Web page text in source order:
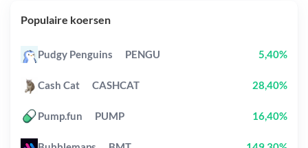
Populaire koersen
Pudgy Penguins PENGU 5,40%
Cash Cat CASHCAT 28,40%
Pump.fun PUMP 16,40%